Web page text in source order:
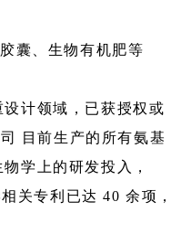
囊、生物有机肥等
计领域，已获授权或
目前生产的所有氨基
学上的研发投入，
关专利已达 40 余项，